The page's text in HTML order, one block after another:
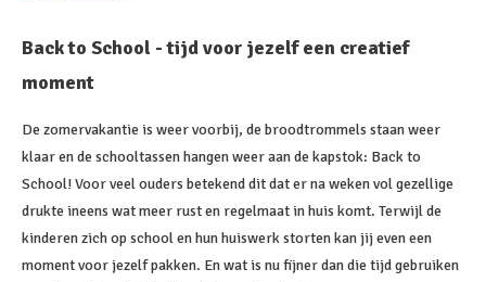
Back to School - tijd voor jezelf een creatief
moment
De zomervakantie is weer voorbij, de broodtrommels staan weer
klaar en de schooltassen hangen weer aan de kapstok: Back to
School!Voor veel ouders betekend dit dat er na weken vol gezellige
drukte ineens wat meer rust en regelmaat in huis komt. Terwijl de
kinderen zich op school en hun huiswerk storten kan jij even een
moment voor jezelf pakken. En wat is nu fijner dan die tijd gebruiken